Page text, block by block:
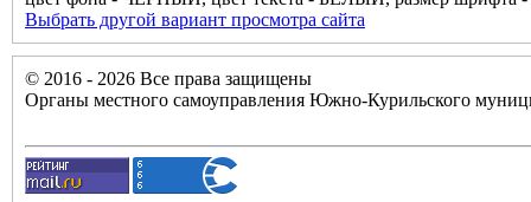
Выбрать другой вариант просмотра сайта
© 2016 - 2026 Все права защищены
Органы местного самоуправления Южно-Курильского